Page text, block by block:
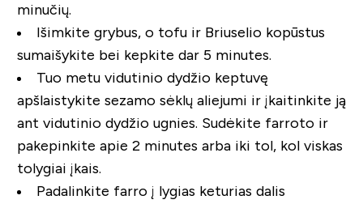
minučių.
Išimkite grybus, o tofu ir Briuselio kopūstus
sumaišykite bei kepkite dar 5 minutes.
Tuo metu vidutinio dydžio keptuvę
apšlaistykite sezamo sėklų aliejumi ir įkaitinkite ją
ant vidutinio dydžio ugnies. Sudėkite farroto ir
pakepinkite apie 2 minutes arba iki tol, kol viskas
tolygiai įkais.
Padalinkite farro į lygias keturias dalis